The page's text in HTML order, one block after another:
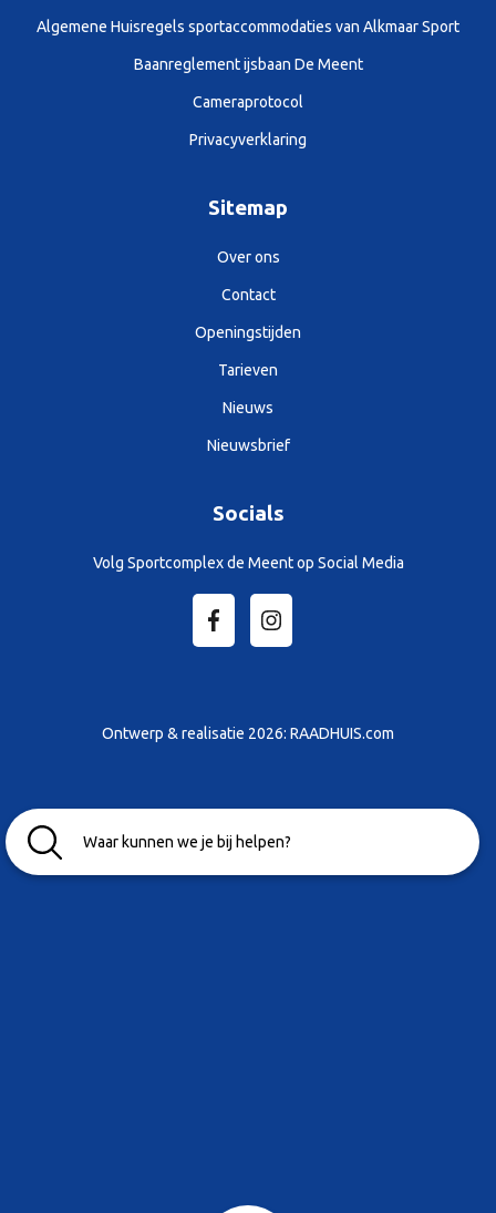
Algemene Huisregels sportaccommodaties van Alkmaar Sport
Baanreglement ijsbaan De Meent
Cameraprotocol
Privacyverklaring
Sitemap
Over ons
Contact
Openingstijden
Tarieven
Nieuws
Nieuwsbrief
Socials
Volg Sportcomplex de Meent op Social Media
Ontwerp & realisatie 2026: RAADHUIS.com